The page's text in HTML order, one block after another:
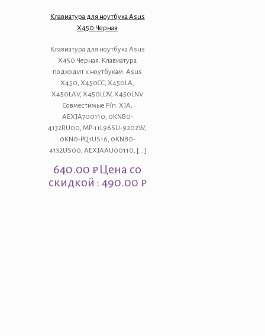
Клавиатура для ноутбука Asus
X450 Черная
Клавиатура для ноутбука Asus
X450 Черная. Клавиатура
подходит к ноутбукам: Asus
X450, X450CC, X450LA,
X450LAV, X450LDV, X450LNV
Совместимые P/n: XJA,
AEXJA700110, 0KNB0-
4132RU00, MP-11L96SU-9202W,
0KN0-PQ1US16, 0KNB0-
4132US00, AEXJAAU00110, […]
640.00₽Цена со
скидкой : 490.00 ₽